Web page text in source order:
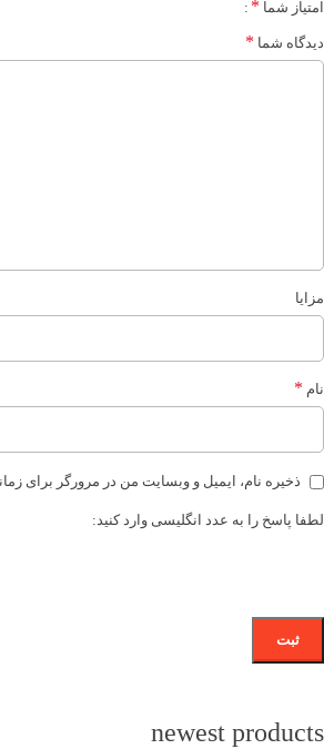
امتیاز شما *
دیدگاه شما *
مزایا
نام *
ذخیره نام، ایمیل و وبسایت من در مرورگر برای
لطفا پاسخ را به عدد انگلیسی وارد کنید:
newest products